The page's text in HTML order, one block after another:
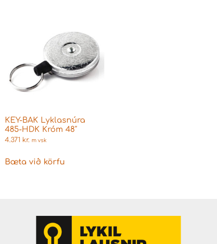
KEY-BAK Lyklasnúra
485-HDK Króm 48″
4.371 kr. m vsk
Bæta við körfu